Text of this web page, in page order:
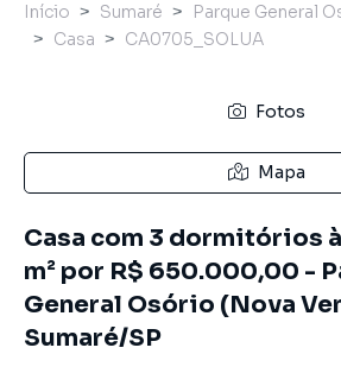
Início Sumaré
Parque General
Casa
CA0705_SOLUA
Fotos
Mapa
Casa com 3 dormitórios à
m² por R$ 650.000,00 -
General Osório (Nova
Sumaré/SP